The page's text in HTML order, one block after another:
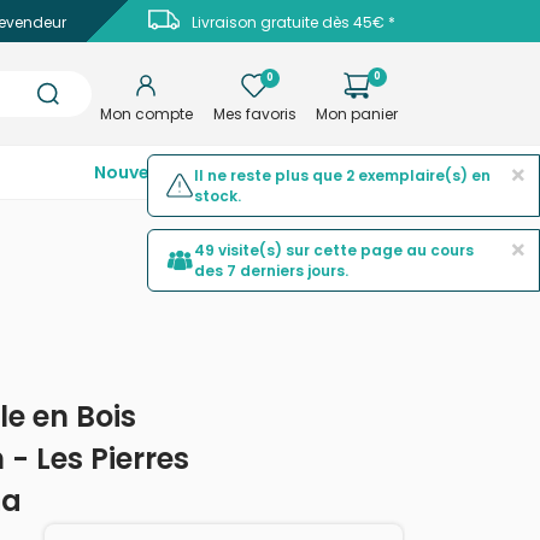
Livraison gratuite dès 45€ *
Mon compte
0
Mes favoris
0
Mon panier
NouveautésTop ventesPromotions
en Bois
Les Pierres
×
Il ne reste plus que 2 exemplaire(s) en
stock.
×
49 visite(s) sur cette page au cours
des 7 derniers jours.